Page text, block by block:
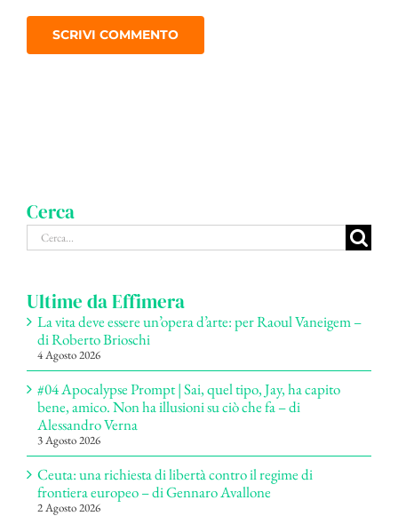
Cerca
Cerca
per:
Ultime da Effimera
La vita deve essere un’opera d’arte: per Raoul Vaneigem –
di Roberto Brioschi
4 Agosto 2026
#04 Apocalypse Prompt | Sai, quel tipo, Jay, ha capito
bene, amico. Non ha illusioni su ciò che fa – di
Alessandro Verna
3 Agosto 2026
Ceuta: una richiesta di libertà contro il regime di
frontiera europeo – di Gennaro Avallone
2 Agosto 2026